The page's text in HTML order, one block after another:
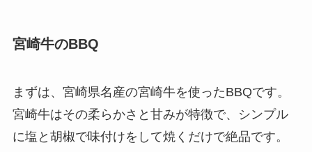
宮崎牛のBBQ
まずは、宮崎県名産の宮崎牛を使ったBBQです。
宮崎牛はその柔らかさと甘みが特徴で、シンプル
に塩と胡椒で味付けをして焼くだけで絶品です。